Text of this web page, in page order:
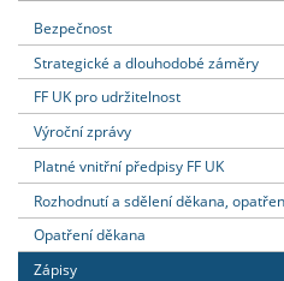
Bezpečnost
Strategické a dlouhodobé záměry
FF UK pro udržitelnost
Výroční zprávy
Platné vnitřní předpisy FF UK
Rozhodnutí a sdělení děkana,
Opatření děkana
Zápisy